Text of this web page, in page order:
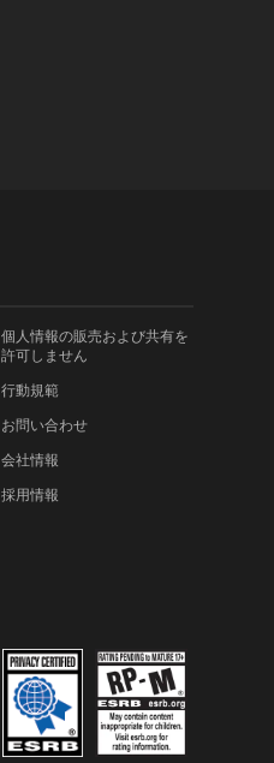
個人情報の販売および共有を
許可しません
行動規範
お問い合わせ
会社情報
採用情報